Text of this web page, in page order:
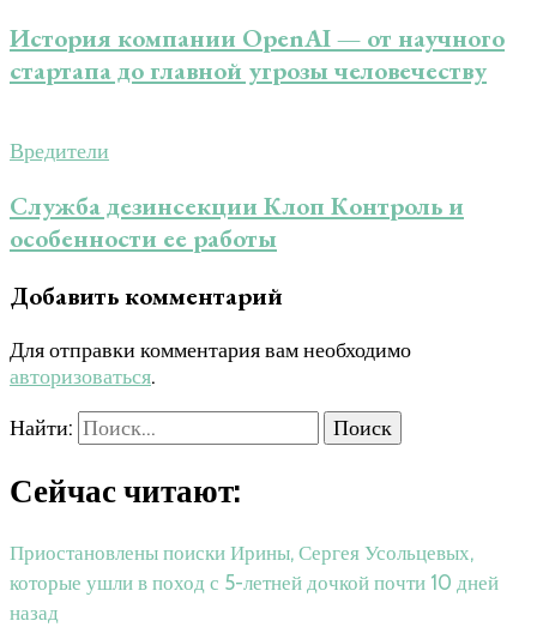
История компании OpenAI — от научного
стартапа до главной угрозы человечеству
Вредители
Служба дезинсекции Клоп Контроль и
особенности ее работы
Добавить комментарий
Для отправки комментария вам необходимо
авторизоваться.
Найти:
Сейчас читают:
Приостановлены поиски Ирины, Сергея Усольцевых,
которые ушли в поход с 5-летней дочкой почти 10 дней
назад